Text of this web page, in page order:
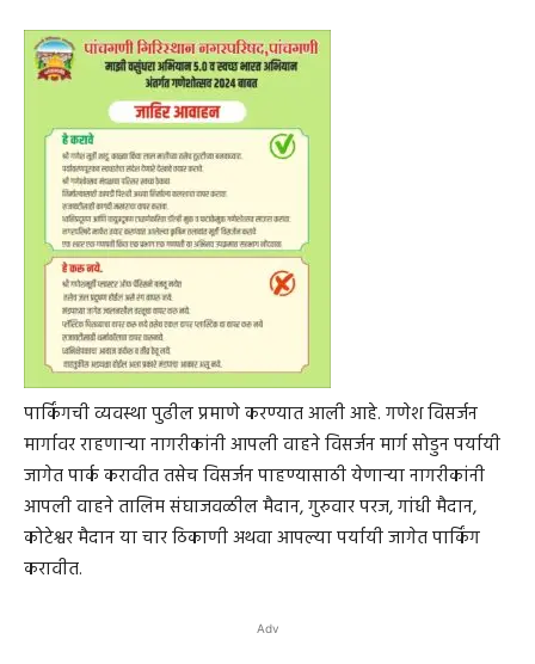
पार्किंगची व्यवस्था पुढील प्रमाणे करण्यात आली आहे. गणेश विसर्जन
मार्गावर राहणाऱ्या नागरीकांनी आपली वाहने विसर्जन मार्ग सोडुन पर्यायी
जागेत पार्क करावीत तसेच विसर्जन पाहण्यासाठी येणाऱ्या नागरीकांनी
आपली वाहने तालिम संघाजवळील मैदान, गुरुवार परज, गांधी मैदान,
कोटेश्वर मैदान या चार ठिकाणी अथवा आपल्या पर्यायी जागेत पार्किंग
करावीत.
Adv